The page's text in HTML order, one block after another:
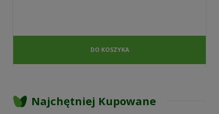
DO KOSZYKA
Najchętniej Kupowane